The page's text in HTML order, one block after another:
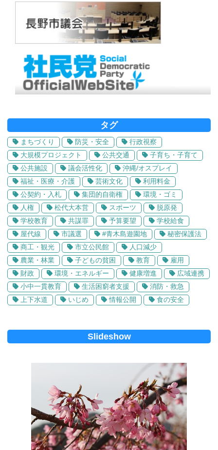
タグ
まちづくり 防災・安全
行政視察
大規模プロジェクト
公共交通
子育ち・子育て
公共施設
議会活性化
沖縄/オスプレイ
福祉・医療・介護
芸術文化
利用料金
公契約・入札
集団的自衛権
環境・ゴミ
人権
松代大本営 スポーツ
脱原発
学校教育
共謀罪 予算要望
学校給食
屋代線
市議選 #青木島遊園地
秘密保護法
商工・観光
市立公民館
人口減少
農業・林業
子どもの貧困 教育
雇用
財政
環境・エネルギー 健康増進
広域連携
小中一貫教育
生活困窮者支援
消防・救急
上下水道
いじめ 情報公開 食の安全
Slideshow